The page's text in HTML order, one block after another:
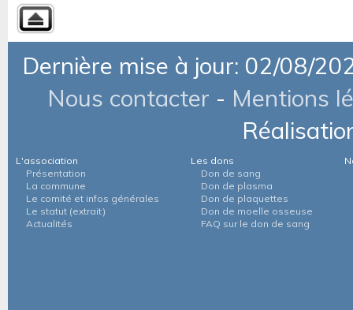
Dernière mise à jour: 02/08/
Nous contacter - Mentions
L'association
Présentation
La commune
Le comité et infos générales
Le statut (extrait)
Actualités
Les dons
Don de sang
Don de plasma
Don de plaquettes
Don de moelle osseuse
FAQ sur le don de sang